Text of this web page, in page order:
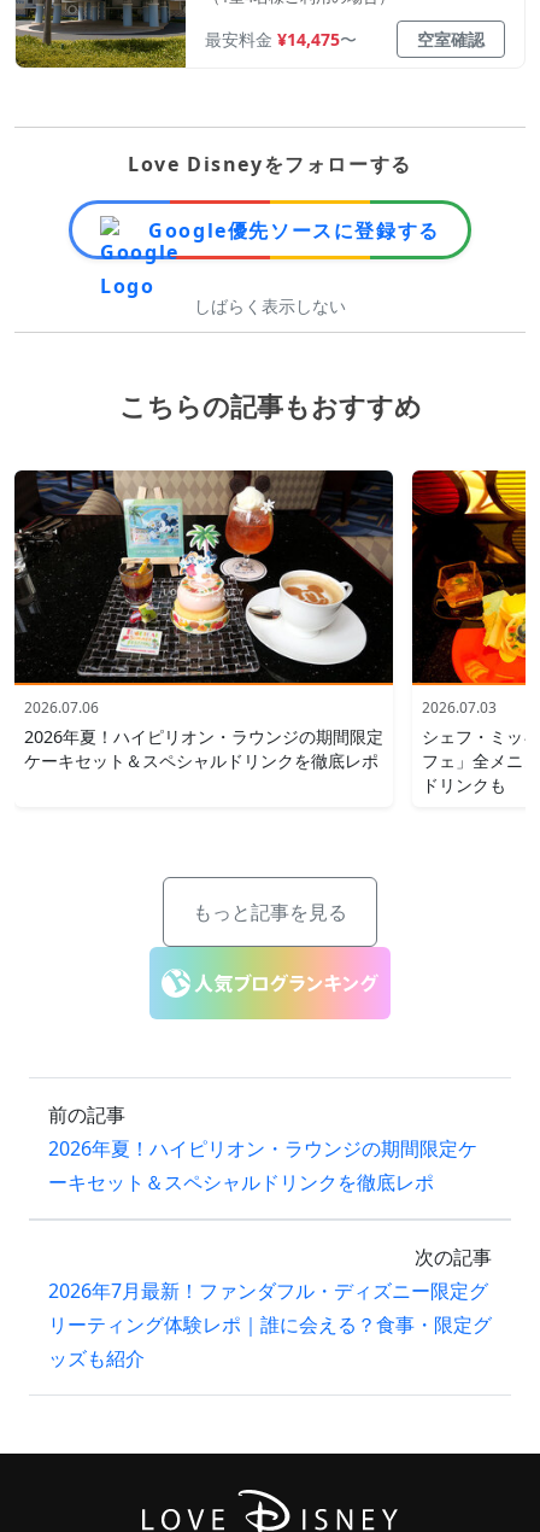
最安料金 ¥14,475〜 空室確認
Love Disneyをフォローする
Google優先ソースに登録する
しばらく表示しない
こちらの記事もおすすめ
2026.07.06
2026年夏！ハイピリオン・ラウンジの期間限定
ケーキセット＆スペシャルドリンクを徹底レポ
2026.07.03
シェフ・ミッ
フェ」全メニ
ドリンクも
もっと記事を見る
前の記事
2026年夏！ハイピリオン・ラウンジの期間限定ケ
ーキセット＆スペシャルドリンクを徹底レポ
次の記事
2026年7月最新！ファンダフル・ディズニー限定グ
リーティング体験レポ｜誰に会える？食事・限定グ
ッズも紹介